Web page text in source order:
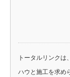
トータルリンクは
ハウと施工を求め